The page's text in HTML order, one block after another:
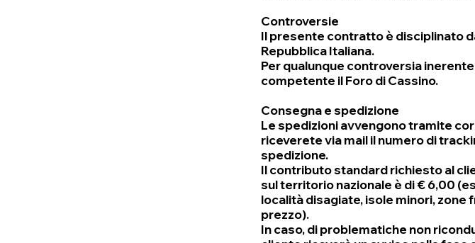
Controversie
Il presente contratto è disciplinato
Repubblica Italiana.
Per qualunque controversia
competente il Foro di Cassino.
Consegna e spedizione
Le spedizioni avvengono tramite
riceverete via mail il numero di
spedizione.
Il contributo standard richiesto al
sul territorio nazionale è di € 6,00
località disagiate, isole minori, zone
prezzo).
In caso, di problematiche non